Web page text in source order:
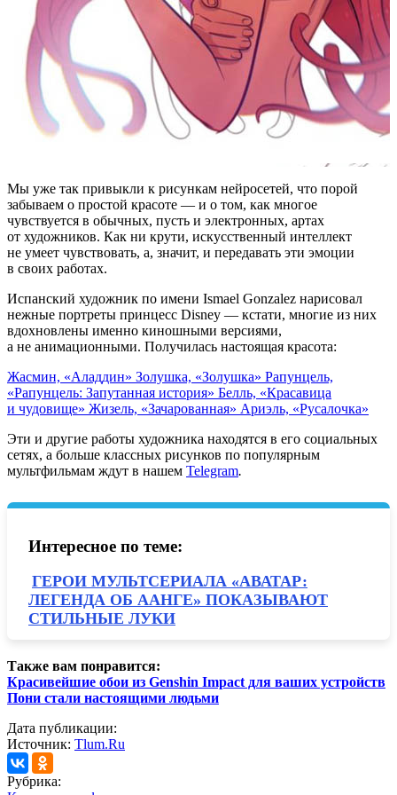
Мы уже так привыкли к рисункам нейросетей, что порой
забываем о простой красоте — и о том, как многое
чувствуется в обычных, пусть и электронных, артах
от художников. Как ни крути, искусственный интеллект
не умеет чувствовать, а, значит, и передавать эти эмоции
в своих работах.
Испанский художник по имени Ismael Gonzalez нарисовал
нежные портреты принцесс Disney — кстати, многие из них
вдохновлены именно киношными версиями,
а не анимационными. Получилась настоящая красота:
Жасмин, «Аладдин» Золушка, «Золушка» Рапунцель,
«Рапунцель: Запутанная история» Белль, «Красавица
и чудовище» Жизель, «Зачарованная» Ариэль, «Русалочка»
Эти и другие работы художника находятся в его социальных
сетях, а больше классных рисунков по популярным
мультфильмам ждут в нашем Telegram.
Интересное по теме:
ГЕРОИ МУЛЬТСЕРИАЛА «АВАТАР:
ЛЕГЕНДА ОБ ААНГЕ» ПОКАЗЫВАЮТ
СТИЛЬНЫЕ ЛУКИ
Также вам понравится:
Красивейшие обои из Genshin Impact для ваших устройств
Пони стали настоящими людьми
Дата публикации:
Источник: Tlum.Ru
Рубрика: